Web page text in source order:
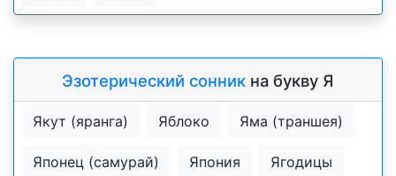
Эзотерический сонникна букву Я
Якут (яранга) Яблоко Яма (траншея)
Японец (самурай) Япония Ягодицы